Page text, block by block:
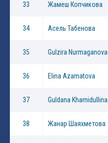
33 Жамеш Копчикова
34 Асель Табенова
35 Gulzira Nurmaganova
36 Elina Azamatova
37 Guldana Khamidullina
38 Жанар Шаяхметова